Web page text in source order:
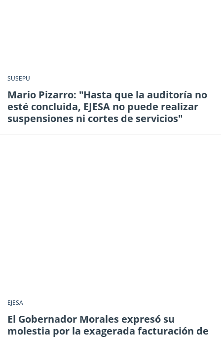
SUSEPU
Mario Pizarro: "Hasta que la auditoría no
esté concluida, EJESA no puede realizar
suspensiones ni cortes de servicios"
EJESA
El Gobernador Morales expresó su
molestia por la exagerada facturación de